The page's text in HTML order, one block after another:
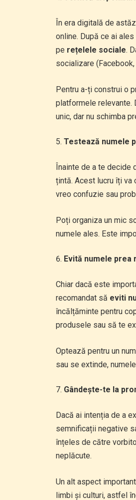
În era digitală de
online. După ce ai
pe rețelele sociale.
socializare
Pentru a-ți construi o
platformele relevante.
unic, dar nu schimba
Testează numele
Înainte de a te decide
țintă. Acest lucru îți va
vreo confuzie sau
Poți organiza un mic
numele ales. Este
Evită numele
Chiar dacă este
recomandat să eviti
încălțăminte pentru
produsele sau să te
Optează pentru un
sau se extinde,
Gândește-te la
Dacă ai intenția de a
semnificații negative
înțeles de către
neplăcute.
Un alt aspect
limbi și culturi, astfel